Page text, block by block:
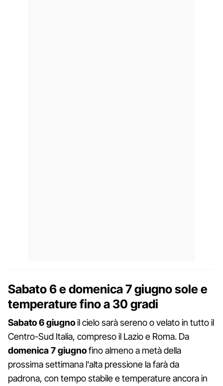
Sabato 6 e domenica 7 giugno sole e
temperature fino a 30 gradi
Sabato 6 giugnoil cielo sarà sereno o velato in tutto il
Centro-Sud Italia, compreso il Lazio e Roma. Da
domenica 7 giugnofino almeno a metà della
prossima settimana l'alta pressione la farà da
padrona, con tempo stabile e temperature ancora in